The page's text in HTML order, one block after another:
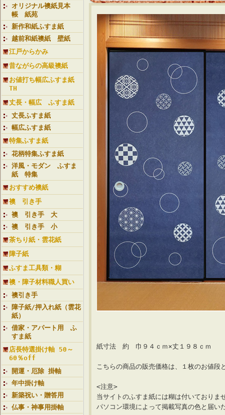
オリジナル襖紙見本
帳 紙苑
新作和紙ふすま紙
越前和紙襖紙 壁紙
江戸からかみ
昔ながらの高級襖紙
お値打ち幅広ふすま紙
TH
丈長・幅広 ふすま紙
丈長ふすま紙
幅広ふすま紙
特集ふすま紙
花柄特集ふすま紙
洋風・モダン ふすま
紙 特集
おすすめ襖紙
襖 引き手
襖 引き手 大
襖 引き手 小
茶ちり紙・雲花紙
障子紙
ふすま工具類・糊
襖・障子材料職人買い
襖引き手
障子紙/押入れ紙（雲花
紙）
借家・アパート用 ふ
すま紙
店長特選掛け軸 50～
60％off
開運・厄除 掛軸
年中掛け軸
新築祝い・贈答用
仏事・神事用掛軸
紙寸法 約 巾９４ｃｍ×丈１９８ｃｍ
こちらの商品の販売価格は、１枚のお値
<注意>
当サイトのふすま紙には糊は付いておりま
パソコン環境によって掲載写真の色と届い